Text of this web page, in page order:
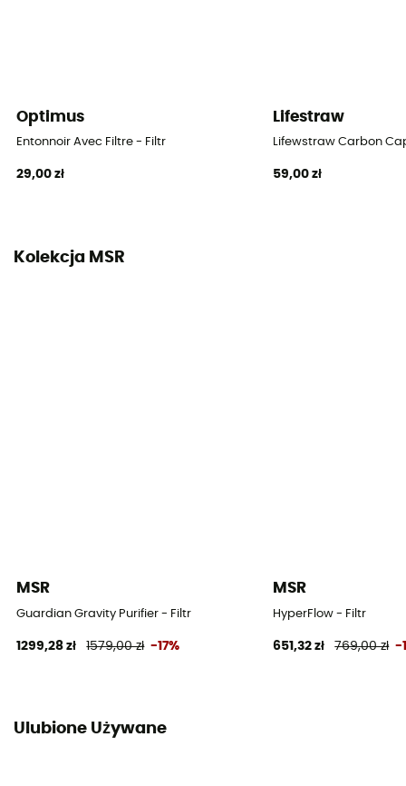
Optimus
Entonnoir Avec Filtre - Filtr
29,00 zł
Lifestraw
Lifewstraw Carbon
59,00 zł
Kolekcja MSR
MSR
Guardian Gravity Purifier - Filtr
1299,28 zł 1579,00 zł -17%
MSR
HyperFlow - Filtr
651,32 zł 769,00 zł -
Ulubione Używane